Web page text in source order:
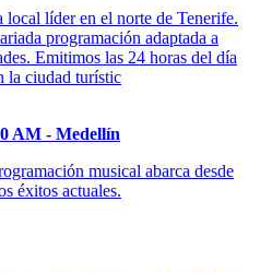
local líder en el norte de Tenerife.
programación adaptada a
Emitimos las 24 horas del día
la ciudad turístic
AM - Medellín
musical abarca desde
éxitos actuales.